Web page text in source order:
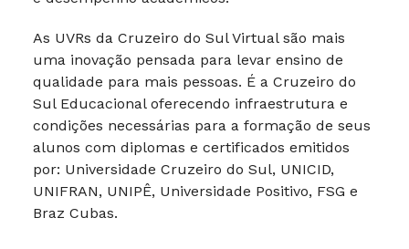
As UVRs da Cruzeiro do Sul Virtual são mais
uma inovação pensada para levar ensino de
qualidade para mais pessoas. É a Cruzeiro do
Sul Educacional oferecendo infraestrutura e
condições necessárias para a formação de seus
alunos com diplomas e certificados emitidos
por: Universidade Cruzeiro do Sul, UNICID,
UNIFRAN, UNIPÊ, Universidade Positivo, FSG e
Braz Cubas.